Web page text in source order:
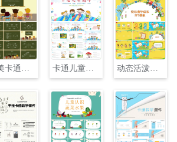
精美卡通儿童教育班会课件PPT模板 卡通儿童教学PPT 动态活泼儿童快乐成长PPT模板